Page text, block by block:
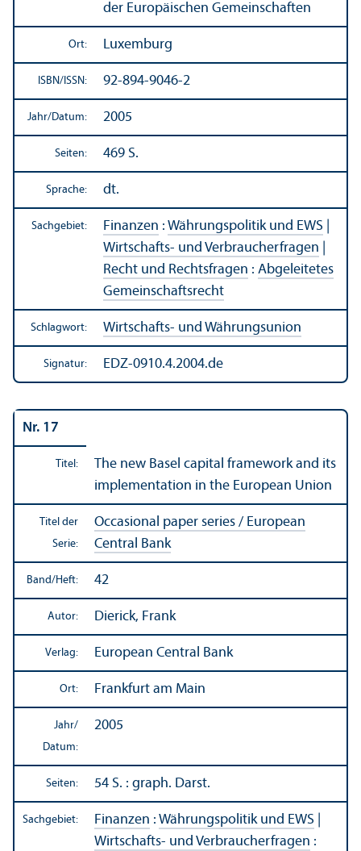
der Europäischen Gemeinschaften
Ort: Luxemburg
ISBN/ISSN: 92-894-9046-2
Jahr/Datum: 2005
Seiten: 469 S.
Sprache: dt.
Sachgebiet: Finanzen : Währungs­politik und EWS
Wirtschafts- und Verbraucherfragen
Recht und Rechts­fragen : Abgeleitetes
Gemeinschafts­recht
Schlagwort: Wirtschafts- und Währungs­union
Signatur: EDZ-0910.4.2004.de
Nr. 17
Titel:
The new Basel capital framework and its
implementation in the European Union
Titel der
Serie:
Occasional paper series / European
Central Bank
Band/Heft: 42
Autor: Dierick, Frank
Verlag: European Central Bank
Ort: Frankfurt am Main
Jahr/
Datum:
2005
Seiten: 54 S. : graph. Darst.
Sachgebiet: Finanzen : Währungs­politik und EWS
Wirtschafts- und Verbraucherfragen :